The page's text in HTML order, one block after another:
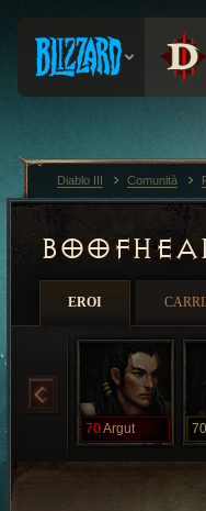
EROI
70Argut 70
Diablo III Comunità